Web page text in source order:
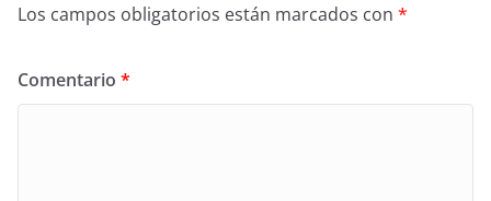
Los campos obligatorios están marcados con *
Comentario *